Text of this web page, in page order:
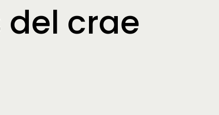
crae